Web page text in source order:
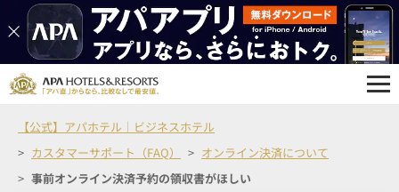
【公式】アパホテル｜ビジネスホテル
カスタマーサポート（FAQ）
オンライン決済について
事前オンライン決済予約の領収書がほしい